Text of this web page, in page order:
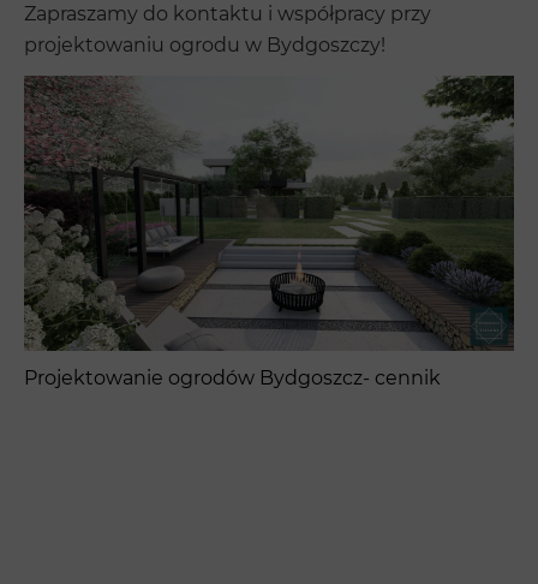
Zapraszamy do kontaktu i współpracy przy
projektowaniu ogrodu w Bydgoszczy!
Projektowanie ogrodów Bydgoszcz- cennik